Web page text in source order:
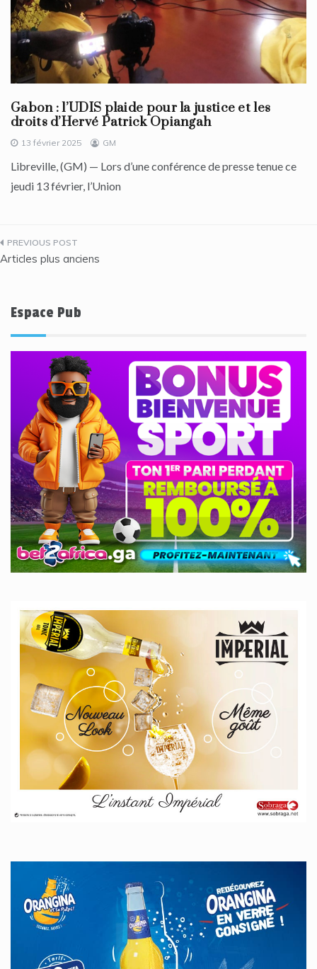
Gabon : l’UDIS plaide pour la justice et les
droits d’Hervé Patrick Opiangah
13 février 2025 GM
Libreville, (GM) — Lors d’une conférence de presse tenue ce
jeudi 13 février, l’Union
Navigation
articles
Articles plus anciens
Espace Pub